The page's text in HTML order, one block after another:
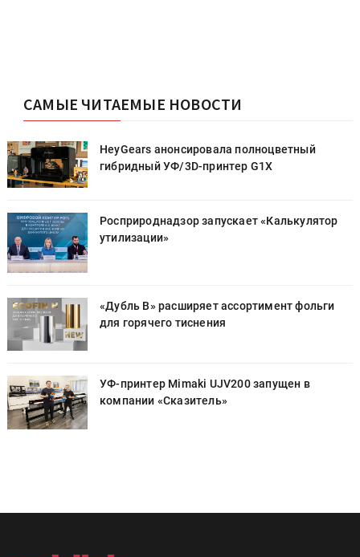
САМЫЕ ЧИТАЕМЫЕ НОВОСТИ
HeyGears анонсировала полноцветный
гибридный УФ/3D-принтер G1X
Росприроднадзор запускает «Калькулятор
утилизации»
«Дубль В» расширяет ассортимент фольги
для горячего тиснения
УФ-принтер Mimaki UJV200 запущен в
компании «Сказитель»